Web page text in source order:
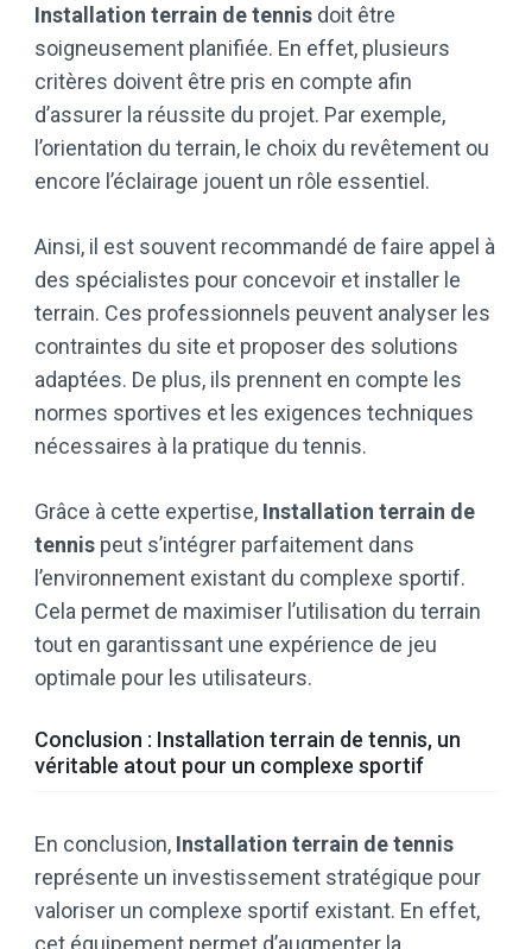
Installation terrain de tennis doit être
soigneusement planifiée. En effet, plusieurs
critères doivent être pris en compte afin
d’assurer la réussite du projet. Par exemple,
l’orientation du terrain, le choix du revêtement ou
encore l’éclairage jouent un rôle essentiel.
Ainsi, il est souvent recommandé de faire appel à
des spécialistes pour concevoir et installer le
terrain. Ces professionnels peuvent analyser les
contraintes du site et proposer des solutions
adaptées. De plus, ils prennent en compte les
normes sportives et les exigences techniques
nécessaires à la pratique du tennis.
Grâce à cette expertise, Installation terrain de
tennis peut s’intégrer parfaitement dans
l’environnement existant du complexe sportif.
Cela permet de maximiser l’utilisation du terrain
tout en garantissant une expérience de jeu
optimale pour les utilisateurs.
Conclusion : Installation terrain de tennis, un
véritable atout pour un complexe sportif
En conclusion, Installation terrain de tennis
représente un investissement stratégique pour
valoriser un complexe sportif existant. En effet,
cet équipement permet d’augmenter la